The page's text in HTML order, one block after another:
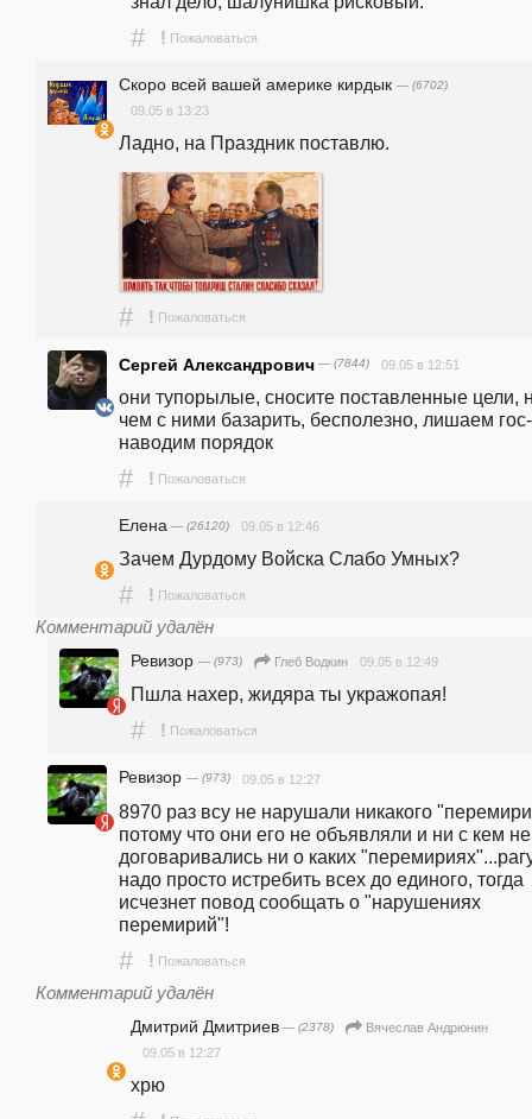
# ! Пожаловаться
Скоро всей вашей америке кирдык — (6702)
09.05 в 13:23
Ладно, на Праздник поставлю.
# ! Пожаловаться
Сергей Александрович — (7844) 09.05 в 12:51
они тупорылые, сносите поставленные цели,
чем с ними базарить, бесполезно, лишаем
наводим порядок
# ! Пожаловаться
Елена — (26120) 09.05 в 12:46
Зачем Дурдому Войска Слабо Умных?
# ! Пожаловаться
Комментарий удалён
Ревизор — (973) Глеб Водкин 09.05 в 12:49
Пшла нахер, жидяра ты укражопая!
# ! Пожаловаться
Ревизор — (973) 09.05 в 12:27
8970 раз всу не нарушали никакого
потому что они его не объявляли и ни с кем не
договаривались ни о каких
надо просто истребить всех до единого, тогда
исчезнет повод сообщать о "нарушениях
перемирий"!
# ! Пожаловаться
Комментарий удалён
Дмитрий Дмитриев — (2378)
Вячеслав Андрюнин
09.05 в 12:27
хрю